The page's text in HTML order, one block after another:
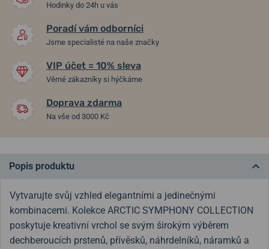
Hodinky do 24h u vás
Poradí vám odborníci
Jsme specialisté na naše značky
VIP účet = 10% sleva
Věrné zákazníky si hýčkáme
Doprava zdarma
Na vše od 3000 Kč
Popis produktu
Vytvarujte svůj vzhled elegantními a jedinečnými
kombinacemi. Kolekce ARCTIC SYMPHONY COLLECTION
poskytuje kreativní vrchol se svým širokým výběrem
dechberoucích prstenů, přívěsků, náhrdelníků, náramků a